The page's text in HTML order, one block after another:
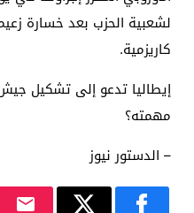
لشعبية الحزب بعد خسارة
كاريزمية.
إيطاليا تدعو إلى تشكيل
مهمته؟
– الدستور نيوز